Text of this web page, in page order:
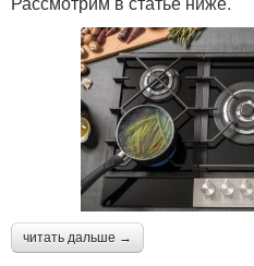
читать дальше →